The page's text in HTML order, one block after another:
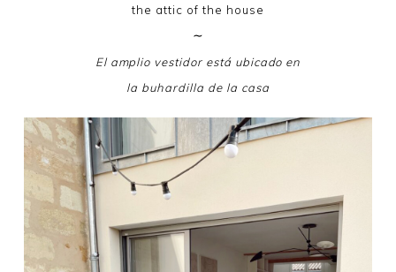
the attic of the house
∼
El amplio vestidor está ubicado en
la buhardilla de la casa